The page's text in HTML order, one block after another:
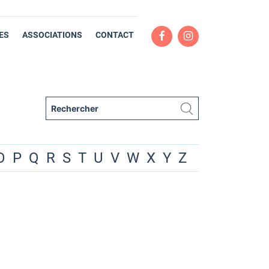
ASSOCIATIONS CONTACT
P Q R S T U V W X Y Z